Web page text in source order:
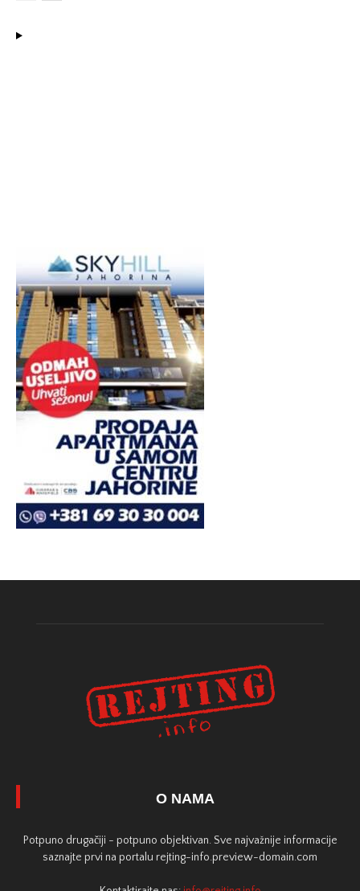
O NAMA
Potpuno drugačiji - potpuno objektivan. Sve najvažnije informacije
saznajte prvi na portalu rejting-info.preview-domain.com